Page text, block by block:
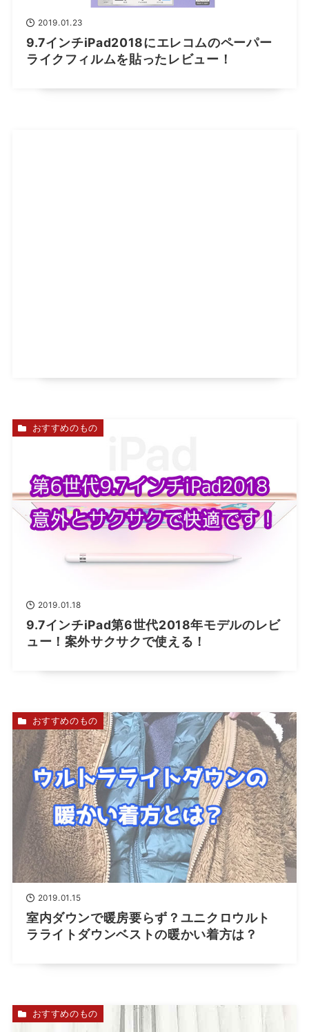
2019.01.23
9.7インチiPad2018にエレコムのペーパー
ライクフィルムを貼ったレビュー！
2019.01.18
9.7インチiPad第6世代2018年モデルのレビ
ュー！案外サクサクで使える！
おすすめのもの
2019.01.15
室内ダウンで暖房要らず？ユニクロウルト
ラライトダウンベストの暖かい着方は？
おすすめのもの
おすすめのもの